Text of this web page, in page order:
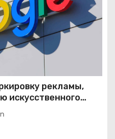
рекламы,
искусственного